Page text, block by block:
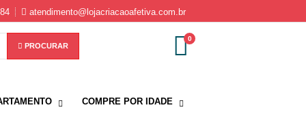
atendimento@lojacriacaoafetiva.com.br
PROCURAR
0
COMPRE POR IDADE